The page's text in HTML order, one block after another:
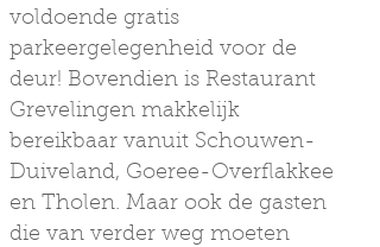
voldoende gratis
parkeergelegenheid voor de
deur! Bovendien is Restaurant
Grevelingen makkelijk
bereikbaar vanuit Schouwen-
Duiveland, Goeree-Overflakkee
en Tholen. Maar ook de gasten
die van verder weg moeten